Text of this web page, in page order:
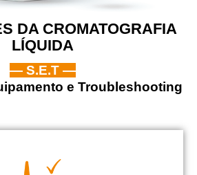
DA CROMATOGRAFIA
LÍQUIDA
— S.E.T —
e Troubleshooting